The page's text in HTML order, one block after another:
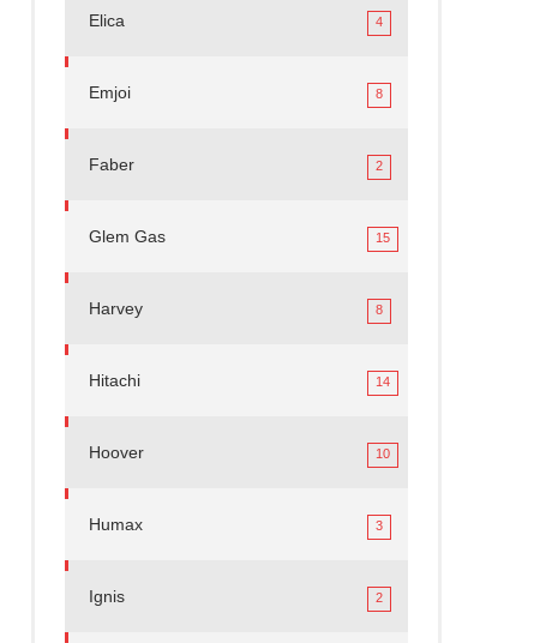
Elica 4
Emjoi 8
Faber 2
Glem Gas 15
Harvey 8
Hitachi 14
Hoover 10
Humax 3
Ignis 2